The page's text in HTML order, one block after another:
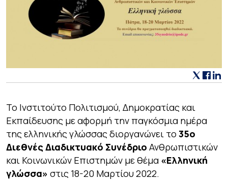
Το Ινστιτούτο Πολιτισμού, Δημοκρατίας και
Εκπαίδευσης με αφορμή την παγκόσμια ημέρα
της ελληνικής γλώσσας διοργανώνει το 35ο
Διεθνές Διαδικτυακό Συνέδριο Ανθρωπιστικών
και Κοινωνικών Επιστημών με θέμα «Ελληνική
γλώσσα» στις 18-20 Μαρτίου 2022.